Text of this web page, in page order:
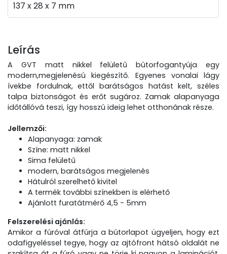
137 x 28 x 7 mm
Leírás
A GVT matt nikkel felületű bútorfogantyúja egy
modern,megjelenésú kiegészítő. Egyenes vonalai lágy
ívekbe fordulnak, ettől barátságos hatást kelt, széles
talpa biztonságot és erőt sugároz. Zamak alapanyaga
időtállóvá teszi, így hosszú ideig lehet otthonának része.
Jellemzői:
Alapanyaga: zamak
Színe: matt nikkel
Sima felületű
modern, barátságos megjelenés
Hátulról szerelhető kivitel
A termék további színekben is elérhető
Ajánlott furatátmérő 4,5 - 5mm
Felszerelési ajánlás:
Amikor a fúróval átfúrja a bútorlapot ügyeljen, hogy ezt
odafigyeléssel tegye, hogy az ajtófront hátsó oldalát ne